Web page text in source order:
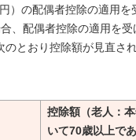
）の配偶者控除の適用
、配偶者控除の適用を
とおり控除額が見直され
）
控除額（老人：
いて70歳以上で